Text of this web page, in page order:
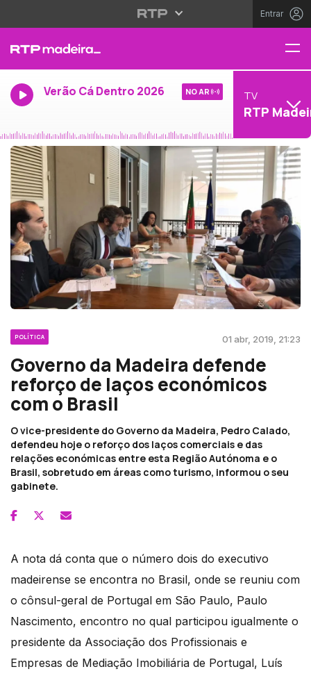
Entrar
Verão Cá Dentro 2026 NO AR TV
RTP
POLÍTICA 01 abr, 2019, 21:23
Governo da Madeira defende
reforço de laços económicos
com o Brasil
O vice-presidente do Governo da Madeira, Pedro Calado,
defendeu hoje o reforço dos laços comerciais e das
relações económicas entre esta Região Autónoma e o
Brasil, sobretudo em áreas como turismo, informou o seu
gabinete.
A nota dá conta que o número dois do executivo
madeirense se encontra no Brasil, onde se reuniu com
o cônsul-geral de Portugal em São Paulo, Paulo
Nascimento, encontro no qual participou igualmente o
presidente da Associação dos Profissionais e
Empresas de Mediação Imobiliária de Portugal, Luís